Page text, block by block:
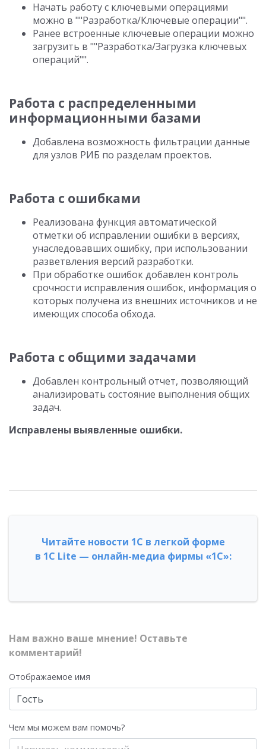
Начать работу с ключевыми операциями
можно в ""Разработка/Ключевые операции"".
Ранее встроенные ключевые операции можно
загрузить в ""Разработка/Загрузка ключевых
операций"".
Работа с распределенными
информационными базами
Добавлена возможность фильтрации данные
для узлов РИБ по разделам проектов.
Работа с ошибками
Реализована функция автоматической
отметки об исправлении ошибки в версиях,
унаследовавших ошибку, при использовании
разветвления версий разработки.
При обработке ошибок добавлен контроль
срочности исправления ошибок, информация о
которых получена из внешних источников и не
имеющих способа обхода.
Работа с общими задачами
Добавлен контрольный отчет, позволяющий
анализировать состояние выполнения общих
задач.
Исправлены выявленные ошибки.
Читайте новости 1С в легкой форме
в 1С Lite — онлайн-медиа фирмы «1С»:
Нам важно ваше мнение! Оставьте
комментарий!
Отображаемое имя
Чем мы можем вам помочь?